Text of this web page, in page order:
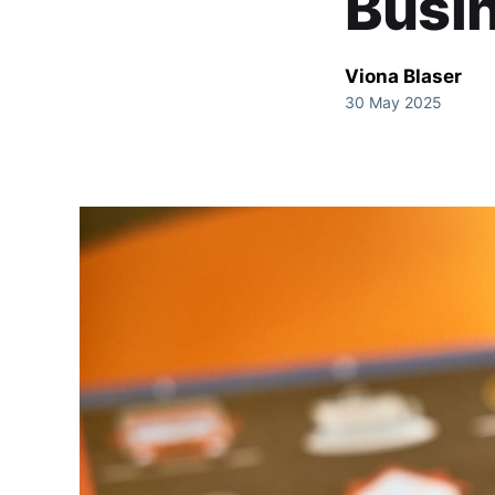
Viona Blaser
30 May 2025